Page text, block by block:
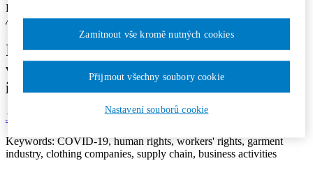
Barbora Hnátová
Author’s affiliation: Faculty of Law, Charles University in Prague
Impacts of the COVID-19 pandemic on
workers‘ rights in the global garment
industry
Jurisprudence 3/2022 Section: Articles Page: 34-40
Keywords: COVID-19, human rights, workers' rights, garment
industry, clothing companies, supply chain, business activities
Nastavení souborů cookie
Zamítnout vše kromě nutných cookies
Přijmout všechny soubory cookie